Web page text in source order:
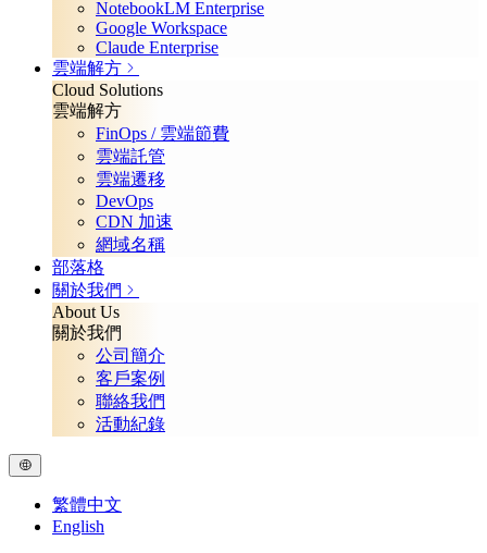
NotebookLM Enterprise
Google Workspace
Claude Enterprise
雲端解方
Cloud Solutions
雲端解方
FinOps / 雲端節費
雲端託管
雲端遷移
DevOps
CDN 加速
網域名稱
部落格
關於我們
About Us
關於我們
公司簡介
客戶案例
聯絡我們
活動紀錄
繁體中文
English